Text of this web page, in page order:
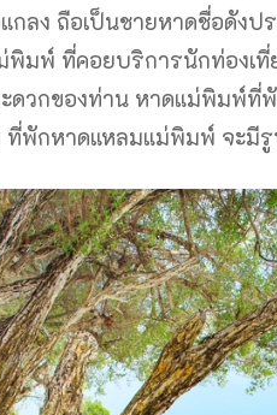
กลง ถือเป็นชายหาดชื่อดัง
มพ์ ที่คอยบริการนักท่องเ
ดวกของท่าน หาดแม่พิมพ์ที่
ที่พักหาดแหลมแม่พิมพ์ จะมี